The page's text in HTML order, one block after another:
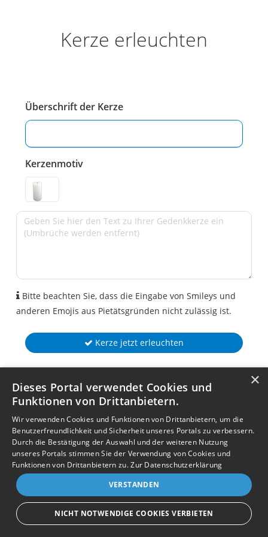
Kerze erleuchten
Überschrift der Kerze
Kerzenmotiv
Bitte beachten Sie, dass die Eingabe von Smileys und
anderen Emojis aus Pietätsgründen nicht zulässig ist.
Kerze jetzt erleuchten
×
Dieses Portal verwendet Cookies und
Funktionen von Drittanbietern.
Wir verwenden Cookies und Funktionen von Drittanbietern, um die
Benutzerfreundlichkeit und Sicherheit unseres Portals zu verbessern.
Durch die Bestätigung der Auswahl und der weiteren Nutzung
unseres Portals stimmen Sie der Verwendung von Cookies und
Funktionen von Drittanbietern zu.Zur Datenschutzerklärung
VERSTANDEN
NICHT NOTWENDIGE COOKIES VERBIETEN